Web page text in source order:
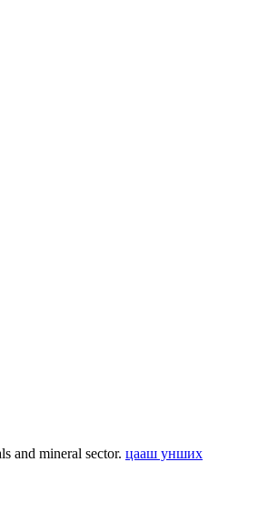
and mineral sector. цааш унших